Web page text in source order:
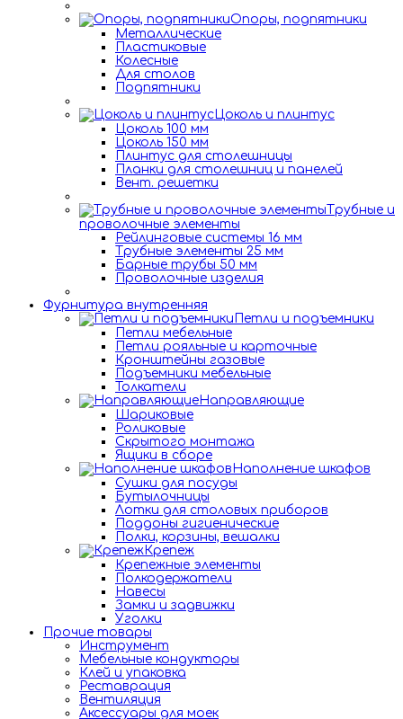
Опоры, подпятники
Металлические
Пластиковые
Колесные
Для столов
Подпятники
Цоколь и плинтус
Цоколь 100 мм
Цоколь 150 мм
Плинтус для столешницы
Планки для столешниц и панелей
Вент. решетки
Трубные и
проволочные элементы
Рейлинговые системы 16 мм
Трубные элементы 25 мм
Барные трубы 50 мм
Проволочные изделия
Фурнитура внутренняя
Петли и подъемники
Петли мебельные
Петли рояльные и карточные
Кронштейны газовые
Подъемники мебельные
Толкатели
Направляющие
Шариковые
Роликовые
Скрытого монтажа
Ящики в сборе
Наполнение шкафов
Сушки для посуды
Бутылочницы
Лотки для столовых приборов
Поддоны гигиенические
Полки, корзины, вешалки
Крепеж
Крепежные элементы
Полкодержатели
Навесы
Замки и задвижки
Уголки
Прочие товары
Инструмент
Мебельные кондукторы
Клей и упаковка
Реставрация
Вентиляция
Аксессуары для моек